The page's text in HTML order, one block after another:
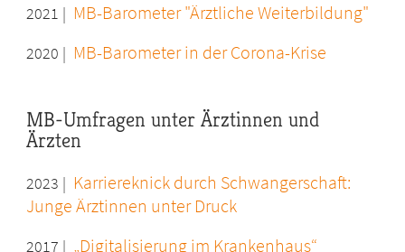
2021 | MB-Barometer "Ärztliche Weiterbildung"
2020 | MB-Barometer in der Corona-Krise
MB-Umfragen unter Ärztinnen und
Ärzten
2023 | Karriereknick durch Schwangerschaft:
Junge Ärztinnen unter Druck
2017 | „Digitalisierung im Krankenhaus“